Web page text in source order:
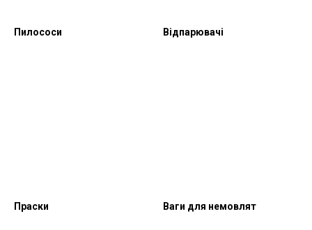
Пилососи Відпарювачі
Праски Ваги для немовлят